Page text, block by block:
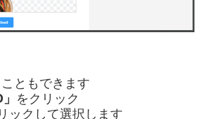
ともできます
をクリック
ックして選択します